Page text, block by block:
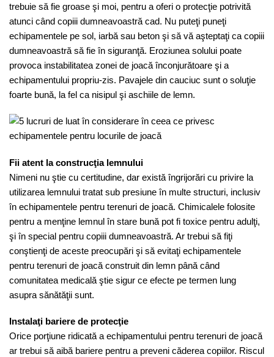
trebuie să fie groase şi moi, pentru a oferi o protecţie potrivită
atunci când copiii dumneavoastră cad. Nu puteţi puneţi
echipamentele pe sol, iarbă sau beton şi să vă aşteptaţi ca copiii
dumneavoastră să fie în siguranţă. Eroziunea solului poate
provoca instabilitatea zonei de joacă înconjurătoare şi a
echipamentului propriu-zis. Pavajele din cauciuc sunt o soluţie
foarte bună, la fel ca nisipul şi aschiile de lemn.
Fii atent la construcţia lemnului
Nimeni nu ştie cu certitudine, dar există îngrijorări cu privire la
utilizarea lemnului tratat sub presiune în multe structuri, inclusiv
în echipamentele pentru terenuri de joacă. Chimicalele folosite
pentru a menţine lemnul în stare bună pot fi toxice pentru adulţi,
şi în special pentru copiii dumneavoastră. Ar trebui să fiţi
conştienţi de aceste preocupări şi să evitaţi echipamentele
pentru terenuri de joacă construit din lemn până când
comunitatea medicală ştie sigur ce efecte pe termen lung
asupra sănătăţii sunt.
Instalaţi bariere de protecţie
Orice porţiune ridicată a echipamentului pentru terenuri de joacă
ar trebui să aibă bariere pentru a preveni căderea copiilor. Riscul